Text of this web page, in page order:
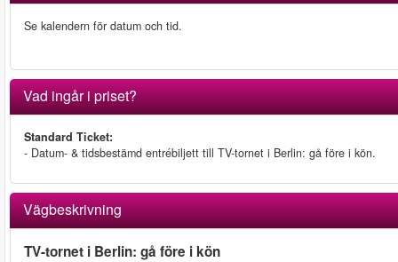
Se kalendern för datum och tid.
Vad ingår i priset?
Standard Ticket:
- Datum- & tidsbestämd entrébiljett till TV-tornet i Berlin: gå före i kön.
Vägbeskrivning
TV-tornet i Berlin: gå före i kön